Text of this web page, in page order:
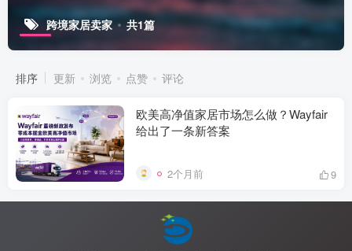
跨境家居卖家 共1篇
排序 更新 浏览 点赞 评论
欧美高净值家居市场怎么做？Wayfair
给出了一条新答案
2个月前 9